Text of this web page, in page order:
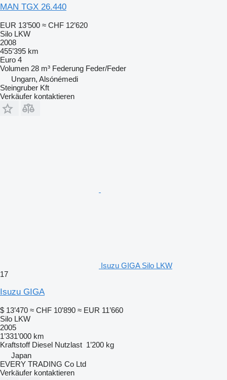
MAN TGX 26.440
EUR 13’500 ≈ CHF 12’620
Silo LKW
2008
455’395 km
Euro 4
Volumen 28 m³ Federung Feder/Feder
Ungarn, Alsónémedi
Steingruber Kft
Verkäufer kontaktieren
Isuzu GIGA Silo LKW
17
Isuzu GIGA
$ 13’470 ≈ CHF 10’890 ≈ EUR 11’660
Silo LKW
2005
1’331’000 km
Kraftstoff Diesel Nutzlast 1’200 kg
Japan
EVERY TRADING Co Ltd
Verkäufer kontaktieren